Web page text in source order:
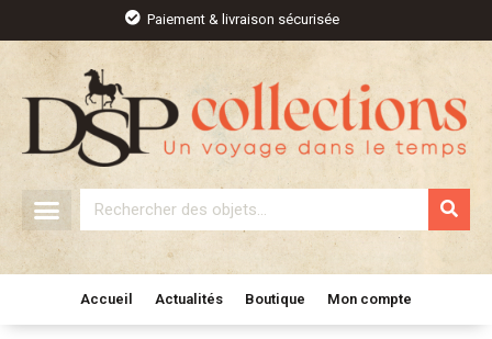
contenu
Paiement & livraison sécurisée
Rechercher
Accueil Actualités Boutique Mon compte